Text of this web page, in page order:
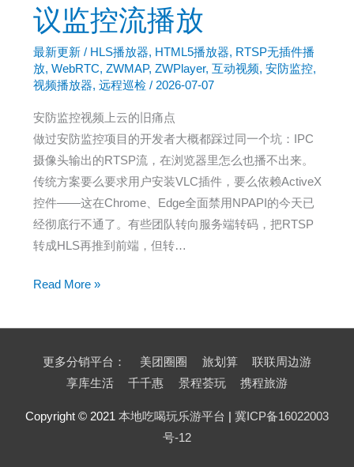
电
商
直
播
惠
券
与
表
单
配
置
议监控流播放
最新更新/ HLS播放器, HTML5播放器, RTSP无插件播
放, WebRTC, ZWMAP, ZWPlayer, 互动视频, 安防监控,
视频播放器, 远程巡检/ 2026-07-07
安防监控视频上云的旧痛点
做过安防监控项目的开发者大概都踩过同一个坑：IPC
摄像头输出的RTSP流，在浏览器里怎么也播不出来。
传统方案要么要求用户安装VLC插件，要么依赖ActiveX
控件——这在Chrome、Edge全面禁用NPAPI的今天已
经彻底行不通了。有些团队转向服务端转码，把RTSP
转成HLS再推到前端，但转…
ZWPlayer
防
实
三
Read More »
更多分销平台： 美团圈圈 旅划算
联联周边游
享库生活
千千惠 景程荟玩 携程旅游
Copyright © 2021 本地吃喝玩乐游平台
冀ICP备16022003
号-12